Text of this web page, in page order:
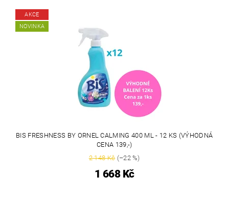
AKCE
NOVINKA
BIS FRESHNESS BY ORNEL CALMING 400 ML - 12 KS (VÝHODNÁ
CENA 139,-)
2 148 Kč(–22 %)
1 668 Kč